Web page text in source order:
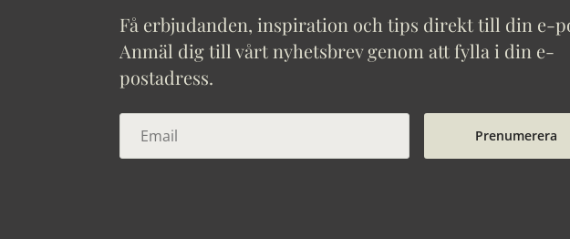
Få erbjudanden, inspiration och tips direkt till din e-
Anmäl dig till vårt nyhetsbrev genom att fylla i din e-
postadress.
Prenumerera